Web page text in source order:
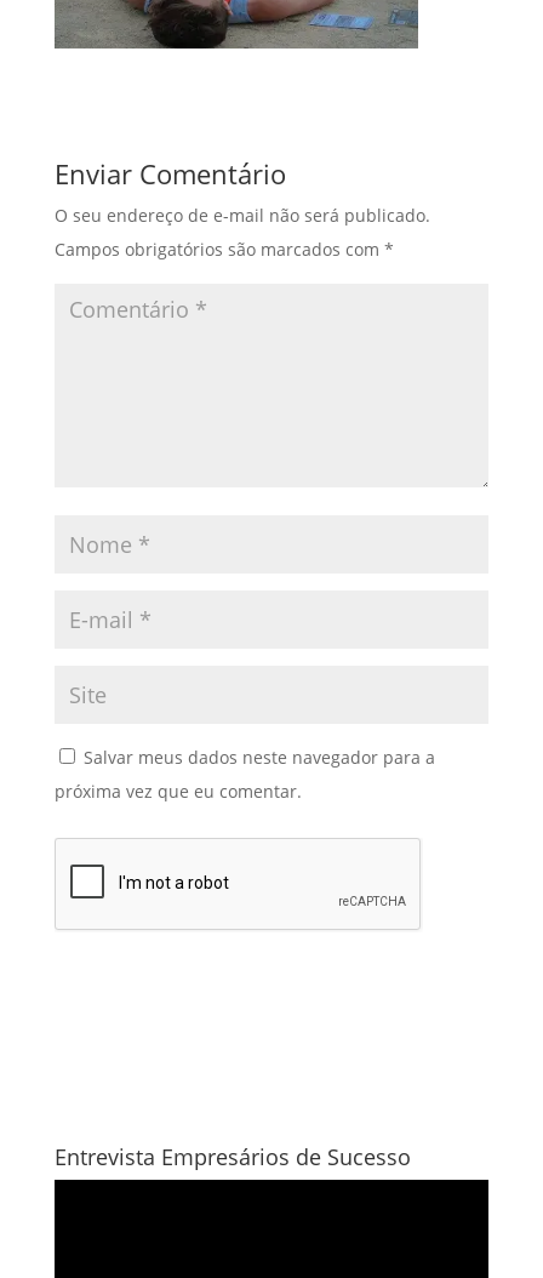
Enviar Comentário
O seu endereço de e-mail não será publicado.
Campos obrigatórios são marcados com *
Salvar meus dados neste navegador para a
próxima vez que eu comentar.
Entrevista Empresários de Sucesso